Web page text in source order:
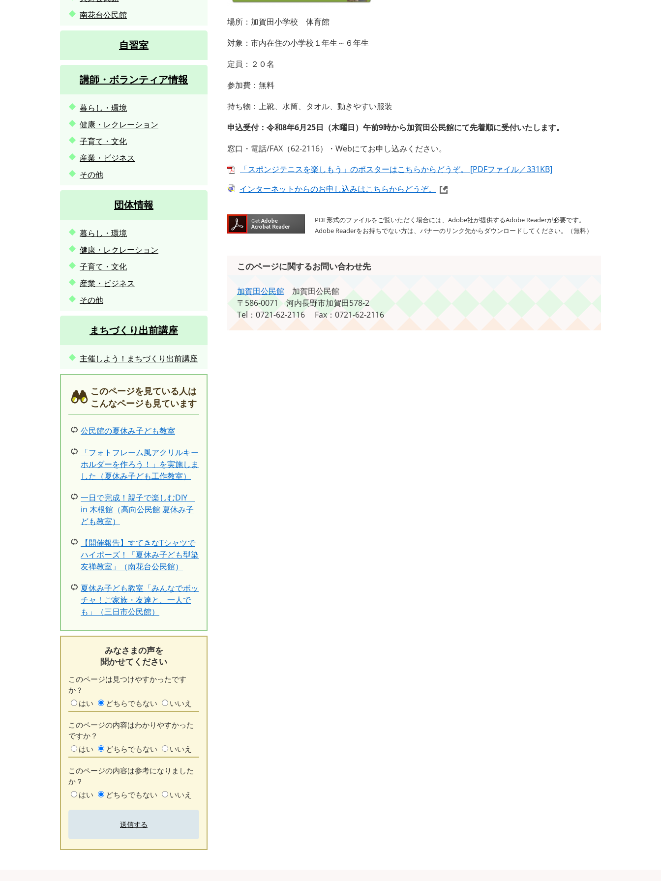
場所：加賀田小学校 体育館
対象：市内在住の小学校１年生～６年生
定員：２０名
参加費：無料
持ち物：上靴、水筒、タオル、動きやすい服装
申込受付：令和8年6月25日（木曜日）午前9時から加賀田公民館にて先着順に受付いたします。
窓口・電話/FAX（62‐2116）・Webにてお申し込みください。
「スポンジテニスを楽しもう」のポスターはこちらからどうぞ。 [PDFファイル／331KB]
インターネットからのお申し込みはこちらからどうぞ。
PDF形式のファイルをご覧いただく場合には、Adobe社が提供するAdobe Readerが必要です。
Adobe Readerをお持ちでない方は、バナーのリンク先からダウンロードしてください。（無料）
このページに関するお問い合わせ先
加賀田公民館
加賀田公民館
〒586-0071
河内長野市加賀田578-2
Tel：0721-62-2116
Fax：0721-62-2116
南花台公民館
自習室
講師・ボランティア情報
暮らし・環境
健康・レクレーション
子育て・文化
産業・ビジネス
その他
団体情報
暮らし・環境
健康・レクレーション
子育て・文化
産業・ビジネス
その他
まちづくり出前講座
主催しよう！まちづくり出前講座
このページを見ている人は
こんなページも見ています
公民館の夏休み子ども教室
「フォトフレーム風アクリルキー
ホルダーを作ろう！」を実施しま
した（夏休み子ども工作教室）
一日で完成！親子で楽しむDIY
in 木根館（高向公民館 夏休み子
ども教室）
【開催報告】すてきなTシャツで
ハイポーズ！「夏休み子ども型染
友禅教室」（南花台公民館）
夏休み子ども教室「みんなでボッ
チャ！ご家族・友達と、一人で
も」（三日市公民館）
みなさまの声を
聞かせてください
このページは見つけやすかったです
か？
はい
どちらでもない いいえ
このページの内容はわかりやすかった
ですか？
はい
どちらでもない いいえ
このページの内容は参考になりました
か？
はい
どちらでもない いいえ